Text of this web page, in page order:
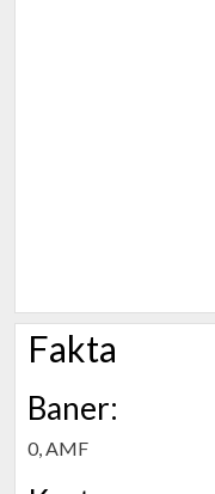
Fakta
Baner:
0, AMF